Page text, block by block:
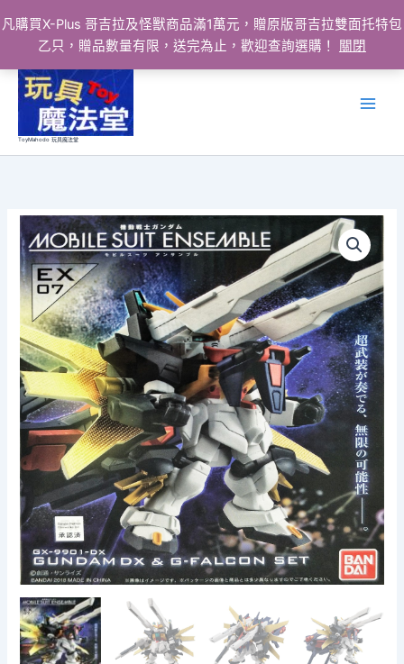
凡購買X-Plus 哥吉拉及怪獸商品滿1萬元，贈原版哥吉拉雙面托特包
乙只，贈品數量有限，送完為止，歡迎查詢選購！
關閉
ToyMahodo 玩具魔法堂